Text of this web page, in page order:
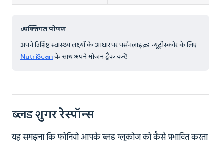
व्यक्तिगत पोषण
अपने विशिष्ट स्वास्थ्य लक्ष्यों के आधार पर पर्सनलाइज़्ड न्यूट्रीस्कोर के लिए
NutriScanके साथ अपने भोजन ट्रैक करें!
ब्लड शुगर रेस्पॉन्स
यह समझना कि फोनियो आपके ब्लड ग्लूकोज को कैसे प्रभावित करता